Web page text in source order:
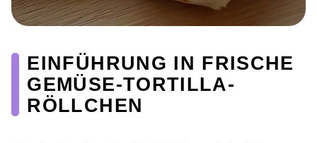
EINFÜHRUNG IN FRISCHE
GEMÜSE-TORTILLA-
RÖLLCHEN